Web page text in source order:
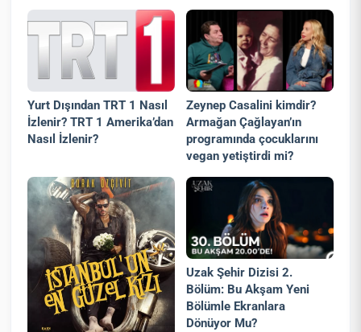
Yurt Dışından TRT 1 Nasıl
İzlenir? TRT 1 Amerika’dan
Nasıl İzlenir?
Zeynep Casalini kimdir?
Armağan Çağlayan’ın
programında çocuklarını
vegan yetiştirdi mi?
Uzak Şehir Dizisi 2.
Bölüm: Bu Akşam Yeni
Bölümle Ekranlara
Dönüyor Mu?